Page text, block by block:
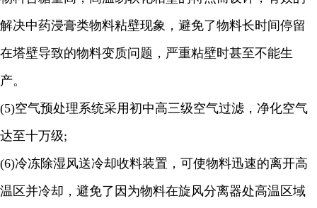
解决中药浸膏类物料粘壁现象，避免了物料长时间停留
在塔壁导致的物料变质问题，严重粘壁时甚至不能生
产。
(5)空气预处理系统采用初中高三级空气过滤，净化空气
达至十万级;
(6)冷冻除湿风送冷却收料装置，可使物料迅速的离开高
温区并冷却，避免了因为物料在旋风分离器处高温区域